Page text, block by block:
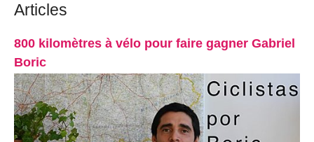
Articles
800 kilomètres à vélo pour faire gagner Gabriel
Boric